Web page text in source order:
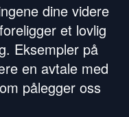
dine videre
et lovlig
Eksempler på
en avtale med
pålegger oss